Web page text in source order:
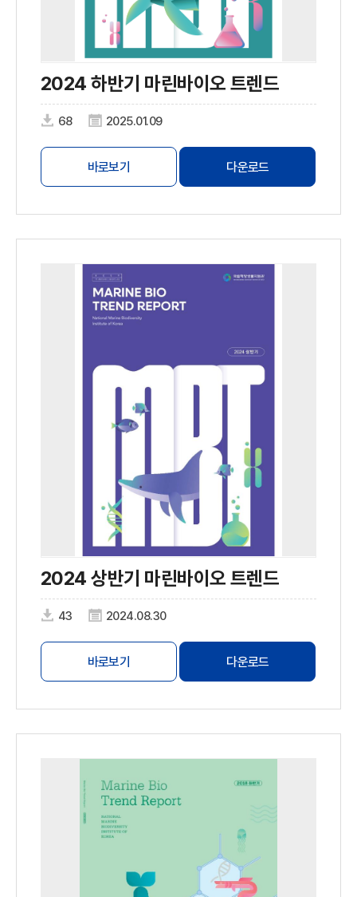
2024 하반기 마린바이오 트렌드
68 2025.01.09
바로보기 다운로드
2024 상반기 마린바이오 트렌드
43 2024.08.30
바로보기 다운로드